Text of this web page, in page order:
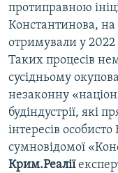
протиправною
Константинова, на
отримували у
Таких процесів
сусідньому
незаконну
будіндустрії, які
інтересів
сумновідомої
Крим.Реалії